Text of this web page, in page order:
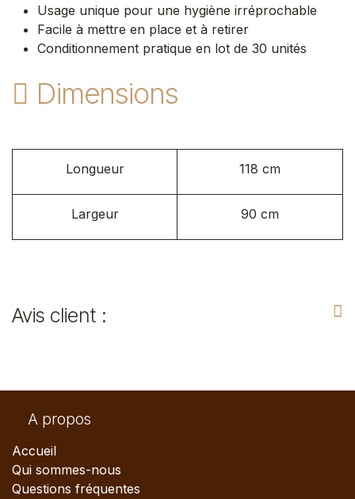
Usage unique pour une hygiène irréprochable
Facile à mettre en place et à retirer
Conditionnement pratique en lot de 30 unités
Dimensions
Longueur 118 cm
Largeur 90 cm
Avis client :
A propos
Accueil
Qui sommes-nous
Questions fréquentes